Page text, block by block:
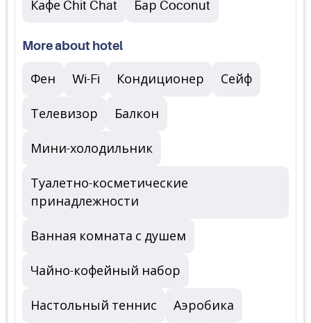
Кафе Chit Chat Бар Coconut
More about hotel
Фен Wi-Fi Кондиционер Сейф
Телевизор Балкон
Мини-холодильник
Туалетно-косметические
принадлежности
Ванная комната с душем
Чайно-кофейный набор
Настольный теннис Аэробика